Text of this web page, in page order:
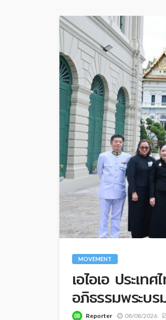
MOVEMENT
เอไอเอ ประเท
อภิธรรมพระบ
Reporter 08/08/2026